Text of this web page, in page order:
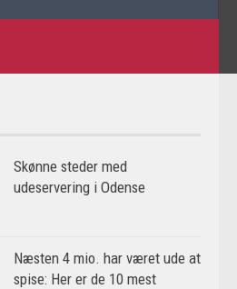
Skønne steder med
udeservering i Odense
Næsten 4 mio. har været ude at
spise: Her er de 10 mest